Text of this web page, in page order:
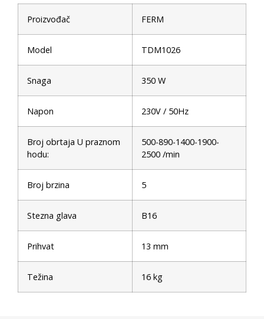
Proizvođač FERM
Model TDM1026
Snaga 350 W
Napon 230V / 50Hz
Broj obrtaja U praznom
hodu:
500-890-1400-1900-
2500 /min
Broj brzina 5
Stezna glava B16
Prihvat 13 mm
Težina 16 kg